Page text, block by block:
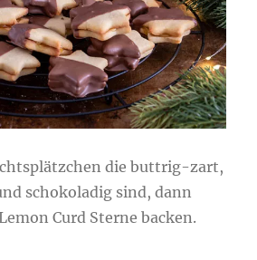
die buttrig-zart,
schokoladig sind, dann
Curd Sterne backen.